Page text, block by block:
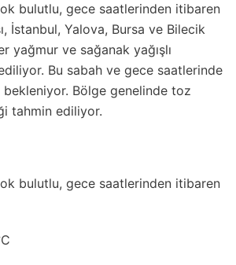
bulutlu, gece saatlerinden itibaren
İstanbul, Yalova, Bursa ve Bilecik
yağmur ve sağanak yağışlı
Bu sabah ve gece saatlerinde
Bölge genelinde toz
tahmin ediliyor.
bulutlu, gece saatlerinden itibaren